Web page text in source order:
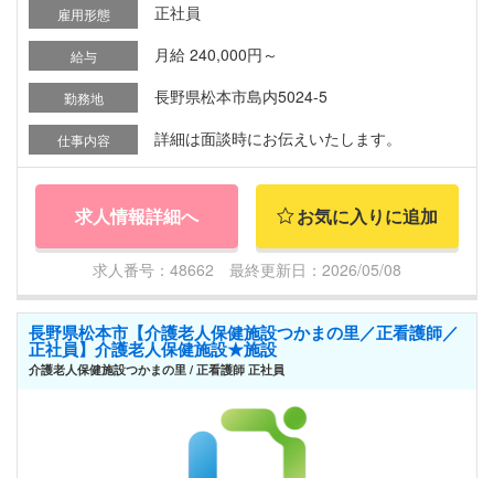
雇用形態 正社員
給与 月給 240,000円～
勤務地 長野県松本市島内5024-5
仕事内容 詳細は面談時にお伝えいたします。
求人情報詳細へ お気に入りに追加
求人番号：48662 最終更新日：2026/05/08
長野県松本市【介護老人保健施設つかまの里／正看護師／
正社員】介護老人保健施設★施設
介護老人保健施設つかまの里 / 正看護師 正社員